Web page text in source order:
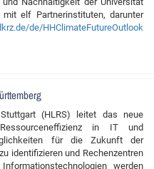
elf Partnerinstituten, darunter
de/HHClimateFutureOutlook
(HLRS) leitet das neue
in IT und
für die Zukunft der
identifizieren und Rechenzentren
werden